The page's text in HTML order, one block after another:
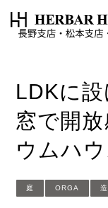
LDKに
窓で開
ウムハウ
庭 ORGA